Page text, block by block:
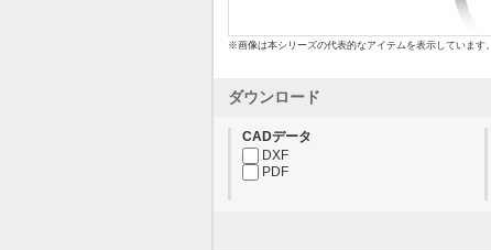
※画像は本シリーズの代表的なアイテムを表示しています。
ダウンロード
CADデータ
DXF
PDF